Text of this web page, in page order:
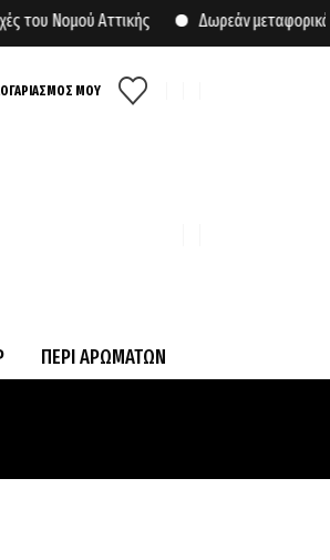
Νομού Αττικής Δωρεάν μεταφορικά για
ΜΟΥ
ΠΕΡΙ ΑΡΩΜΑΤΩΝ